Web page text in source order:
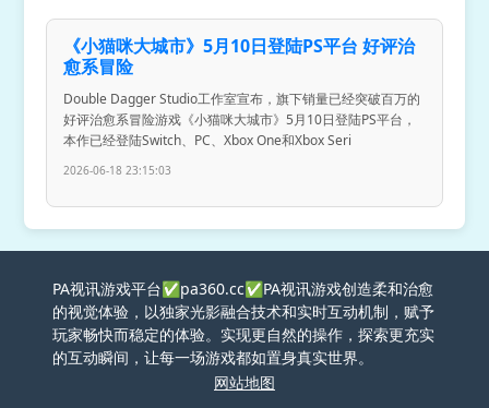
《小猫咪大城市》5月10日登陆PS平台 好评治
愈系冒险
Double Dagger Studio工作室宣布，旗下销量已经突破百万的
好评治愈系冒险游戏《小猫咪大城市》5月10日登陆PS平台，
本作已经登陆Switch、PC、Xbox One和Xbox Seri
2026-06-18 23:15:03
PA视讯游戏平台✅pa360.cc✅PA视讯游戏创造柔和治愈
的视觉体验，以独家光影融合技术和实时互动机制，赋予
玩家畅快而稳定的体验。实现更自然的操作，探索更充实
的互动瞬间，让每一场游戏都如置身真实世界。
网站地图